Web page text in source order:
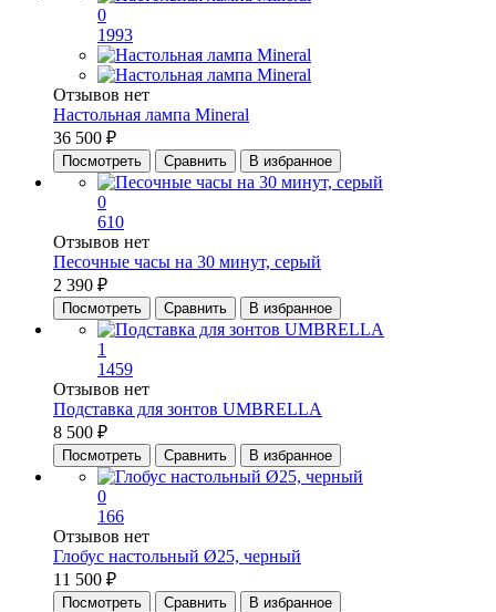
0
1993
Отзывов нет
Настольная лампа Mineral
36 500 ₽
Посмотреть Сравнить В избранное
0
610
Отзывов нет
Песочные часы на 30 минут, серый
2 390 ₽
Посмотреть Сравнить В избранное
1
1459
Отзывов нет
Подставка для зонтов UMBRELLA
8 500 ₽
Посмотреть Сравнить В избранное
0
166
Отзывов нет
Глобус настольный Ø25, черный
11 500 ₽
Посмотреть Сравнить В избранное